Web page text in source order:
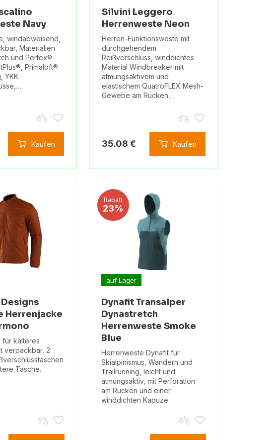
Navy
windabweisend,
Materialien
und Pertex®
Primaloft®
YKK
Kaufen
Silvini Leggero
Herrenweste Neon
Herren-Funktionsweste mit
durchgehendem
Reißverschluss, winddichtes
Material Windbreaker mit
atmungsaktivem und
elastischem QuatroFLEX Mesh-
Gewebe am Rücken,…
35.08 € Kaufen
Herrenjacke
für kälteres
verpackbar, 2
Tasche.
Rabatt
23%
auf Lager
Dynafit Transalper
Dynastretch
Herrenweste Smoke
Blue
Herrenweste Dynafit für
Skialpinismus, Wandern und
Trailrunning, leicht und
atmungsaktiv, mit Perforation
am Rücken und einer
winddichten Kapuze.